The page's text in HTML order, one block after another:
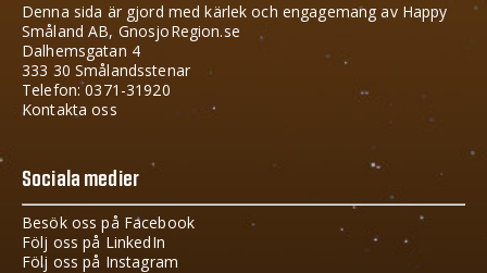
Denna sida är gjord med kärlek och engagemang av Happy
Småland AB, GnosjoRegion.se
Dalhemsgatan 4
333 30 Smålandsstenar
Telefon: 0371-31920
Kontakta oss
Sociala medier
Besök oss på Facebook
Följ oss på LinkedIn
Följ oss på Instagram